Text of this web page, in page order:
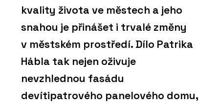
kvality života ve městech a jeho
snahou je přinášet i trvalé změny
v městském prostředí. Dílo Patrika
Hábla tak nejen oživuje
nevzhlednou fasádu
devítipatrového panelového domu,